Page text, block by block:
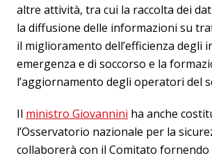
altre attività, tra cui la raccolta dei
la diffusione delle informazioni su
il miglioramento dell’efficienza degli
emergenza e di soccorso e la
l’aggiornamento degli operatori del
Il ministro Giovannini ha anche
l’Osservatorio nazionale per la
collaborerà con il Comitato